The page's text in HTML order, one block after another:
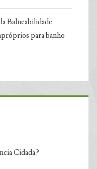
Balneabilidade
para banho
Cidadã?